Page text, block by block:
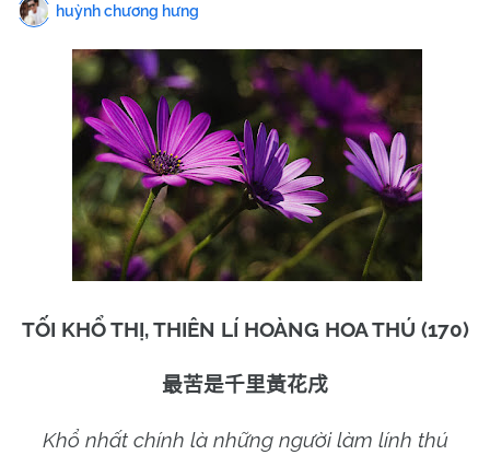
huỳnh chương hưng
TỐI KHỔ THỊ, THIÊN LÍ HOÀNG HOA THÚ (170)
最苦是千里黃花戌
Khổ nhất chính là những người làm lính thú